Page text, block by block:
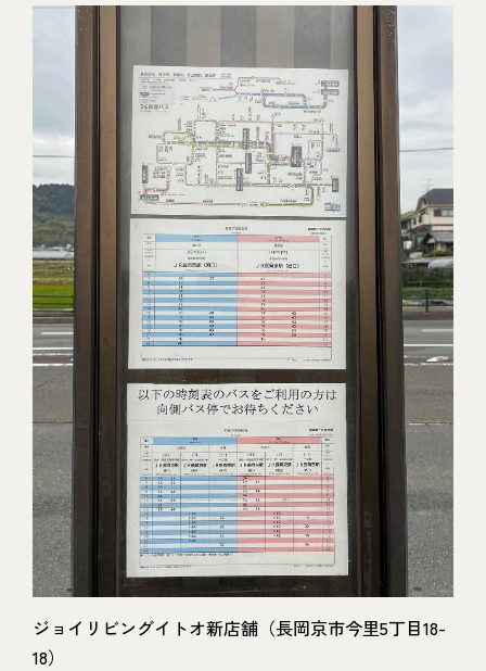
ジョイリビングイトオ新店舗（長岡京市今里5丁目18-
18）